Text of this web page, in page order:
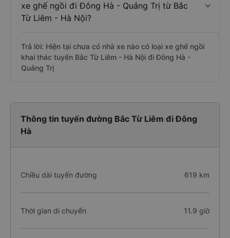
xe ghế ngồi đi Đông Hà - Quảng Trị từ Bắc
Từ Liêm - Hà Nội?
Trả lời: Hiện tại chưa có nhà xe nào có loại xe ghế ngồi
khai thác tuyến Bắc Từ Liêm - Hà Nội đi Đông Hà -
Quảng Trị
Thông tin tuyến đường Bắc Từ Liêm đi Đông
Hà
Chiều dài tuyến đường 619 km
Thời gian di chuyển 11.9 giờ